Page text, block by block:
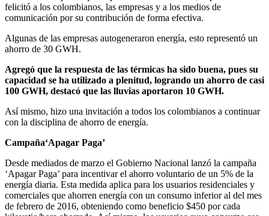
felicitó a los colombianos, las empresas y a los medios de
comunicación por su contribución de forma efectiva.
Algunas de las empresas autogeneraron energía, esto representó un
ahorro de 30 GWH.
Agregó que la respuesta de las térmicas ha sido buena, pues su
capacidad se ha utilizado a plenitud, logrando un ahorro de casi
100 GWH, destacó que las lluvias aportaron 10 GWH.
Así mismo, hizo una invitación a todos los colombianos a continuar
con la disciplina de ahorro de energía.
Campaña‘Apagar Paga’
Desde mediados de marzo el Gobierno Nacional lanzó la campaña
‘Apagar Paga’ para incentivar el ahorro voluntario de un 5% de la
energía diaria. Esta medida aplica para los usuarios residenciales y
comerciales que ahorren energía con un consumo inferior al del mes
de febrero de 2016, obteniendo como beneficio $450 por cada